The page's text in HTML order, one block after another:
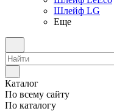
Шлейф LG
Еще
Каталог
По всему сайту
По каталогу